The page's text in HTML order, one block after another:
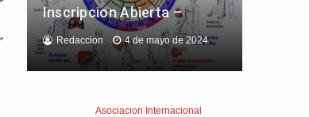
Inscripcion Abierta –
Redaccion 4 de mayo de 2024
Asociacion Internacional